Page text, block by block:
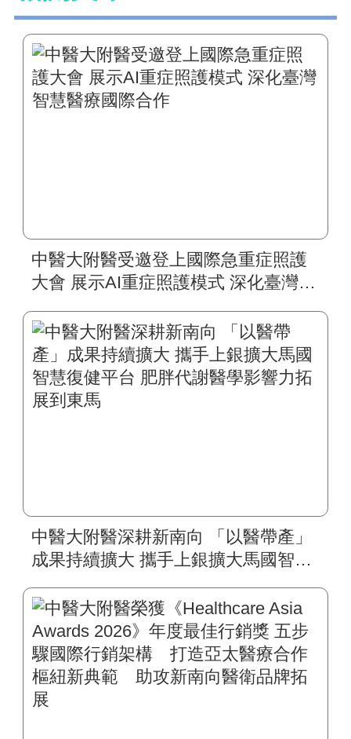
中醫大附醫受邀登上國際急重症照護
大會 展示AI重症照護模式 深化臺灣智
中醫大附醫深耕新南向 「以醫帶產」
成果持續擴大 攜手上銀擴大馬國智慧
東馬